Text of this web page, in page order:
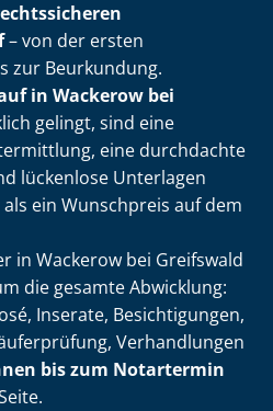
– von der ersten
zur Beurkundung.
in Wackerow bei
gelingt, sind eine
eine durchdachte
lückenlose Unterlagen
ein Wunschpreis auf dem
in Wackerow bei Greifswald
die gesamte Abwicklung:
Inserate, Besichtigungen,
Verhandlungen
bis zum Notartermin